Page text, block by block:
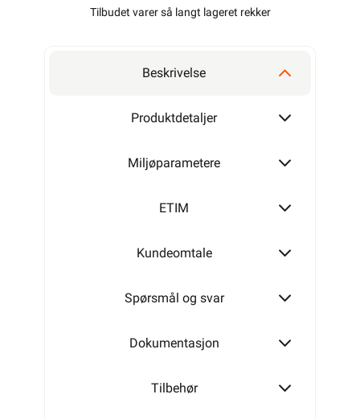
Tilbudet varer så langt lageret rekker
Beskrivelse
Produktdetaljer
Miljøparametere
ETIM
Kundeomtale
Spørsmål og svar
Dokumentasjon
Tilbehør